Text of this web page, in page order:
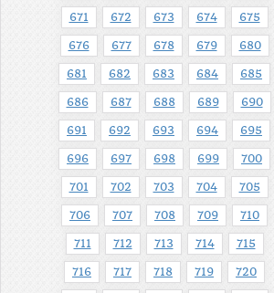
671 672 673 674 675
676 677 678 679 680
681 682 683 684 685
686 687 688 689 690
691 692 693 694 695
696 697 698 699 700
701 702 703 704 705
706 707 708 709 710
711 712 713 714 715
716 717 718 719 720